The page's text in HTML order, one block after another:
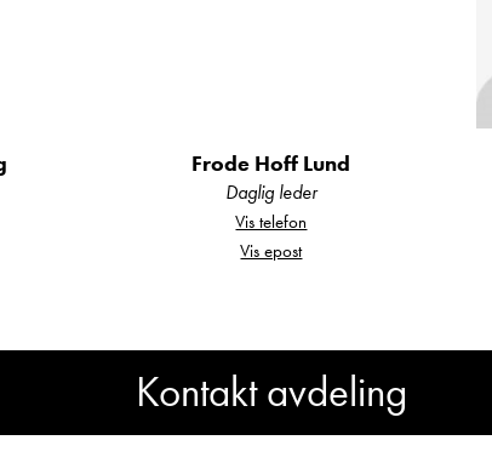
dusj og praktisk oppbevaring – alt på plass.
Frode Hoff Lund
Daglig leder
Vis telefon
Vis epost
Kontakt avdeling